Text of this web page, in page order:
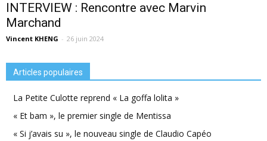
INTERVIEW : Rencontre avec Marvin
Marchand
Vincent KHENG - 26 juin 2024
Articles populaires
La Petite Culotte reprend « La goffa lolita »
« Et bam », le premier single de Mentissa
« Si j’avais su », le nouveau single de Claudio Capéo